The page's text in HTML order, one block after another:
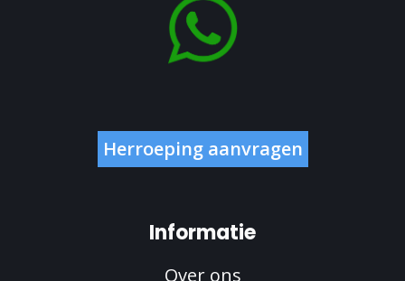
Herroeping aanvragen
Informatie
Over ons